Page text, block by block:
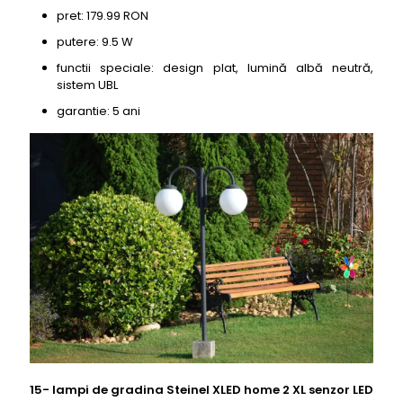
pret: 179.99 RON
putere: 9.5 W
functii speciale: design plat, lumină albă neutră,
sistem UBL
garantie: 5 ani
15- lampi de gradina Steinel XLED home 2 XL senzor LED